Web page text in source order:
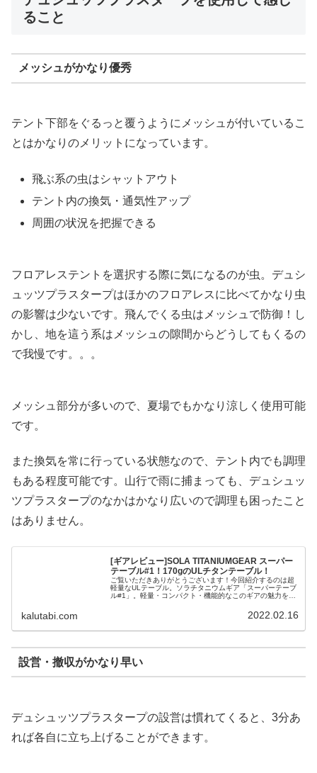
ること
メッシュがかなり優秀
テント下部をぐるっと覆うようにメッシュが付いているこ
とはかなりのメリットになっています。
飛ぶ系の虫はシャットアウト
テント内の換気・通気性アップ
周囲の状況を把握できる
フロアレステントを選択する際に気になるのが虫。デュシ
ュッツプラスタープはほかのフロアレスに比べてかなり虫
の影響は少ないです。飛んでくる虫はメッシュで防御！し
かし、地を這う系はメッシュの隙間からどうしてもくるの
で我慢です。。。
メッシュ部分が多いので、夏場でもかなり涼しく使用可能
です。
また換気を常に行っている状態なので、テント内でも調理
もある程度可能です。山行で雨に捕まっても、デュシュッ
ツプラスタープのなかはかなり広いので調理も困ったこと
はありません。
[ギアレビュー]SOLA TITANIUMGEAR スーパー
テーブル#1！170gのULチタンテーブル！
ご覧いただきありがとうございます！今回紹介するのは超
軽量なULテーブル。ソラチタニウムギア「スーパーテーブ
ル#1」。軽量・コンパクト・機能的なこのギアの魅力を少
kalutabi.com 2022.02.16
設営・撤収がかなり早い
デュシュッツプラスタープの設営は慣れてくると、3分あ
れば各自に立ち上げることができます。